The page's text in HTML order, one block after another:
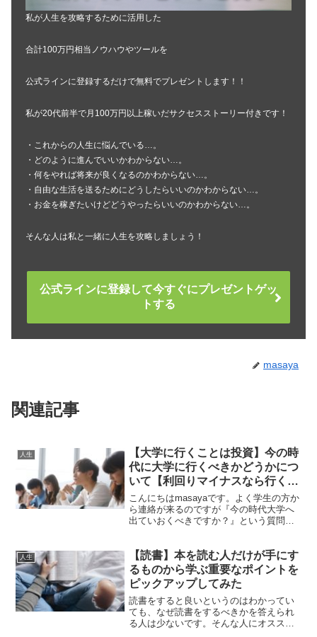
私が人生を攻略するために活用した
合計100万円相当ノウハウやツールを
公式ラインに登録するだけで無料でプレゼントします！！
私が20代前半で月100万円以上稼いだサクセスストーリー付きです！
・これからの人生に悩んでいる…。
・どのように進んでいいかわからない…。
・何をやれば将来が良くなるのかわからない…。
・自由な生活を送るためにどうしたらいいのかわからない…。
・お金を稼ぎたいけどどうやったらいいのかわからない…。
そんな人は私と一緒に人生を攻略しましょう！
公式ラインに登録して今すぐにプレゼントゲッ
トする
masaya
関連記事
人生
【大学に行くことは投資】今の時
代に大学に行くべきかどうかにつ
いて【利回りマイナスなら行くべ
きではない】
こんにちはmasayaです。よく学生の方か
ら連絡が来るのですが『今の時代大学へ
出ていおくべきですか？』という質問で
す。今回は、今の時代に大学に行くべき
かどうかについてを...
人生
【読書】本を読む人だけが手にす
るものから学ぶ重要なポイントを
ピックアップしてみた
読書をすると良いというのはわかってい
ても、なぜ読書をするべきかを答えられ
る人は少ないです。そんな人にオススメ